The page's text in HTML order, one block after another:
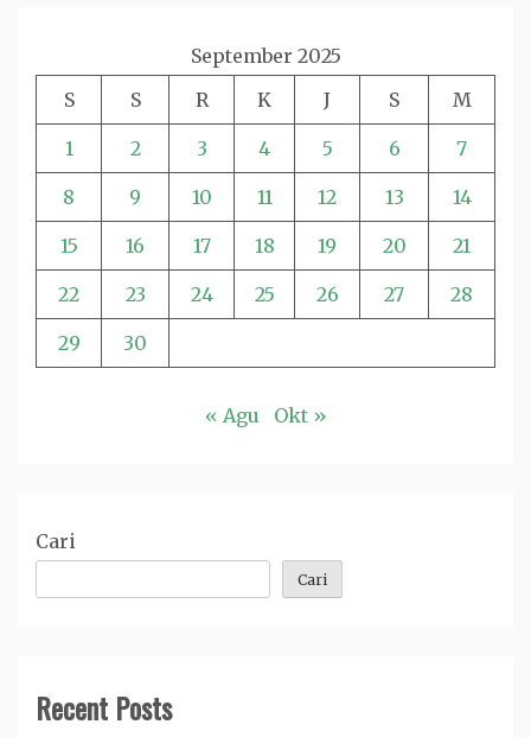
September 2025
S
S R K J S M
1 2 3 4 5 6 7
8 9 10 11 12 13 14
15 16 17 18 19 20 21
22 23 24 25 26 27 28
29 30
« Agu Okt »
Cari
Cari
Recent Posts